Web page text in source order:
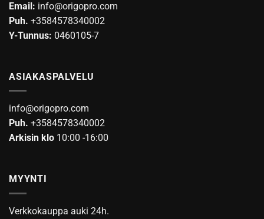
Email: info@origopro.com
Puh. +3584578340002
Y-Tunnus: 0460105-7
ASIAKASPALVELU
info@origopro.com
Puh. +3584578340002
Arkisin klo 10:00 -16:00
MYYNTI
Verkkokauppa auki 24h.